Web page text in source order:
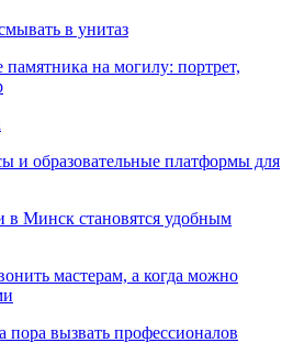
в унитаз
на могилу: портрет,
и образовательные платформы для
в Минск становятся удобным
мастерам, а когда можно
пора вызвать профессионалов